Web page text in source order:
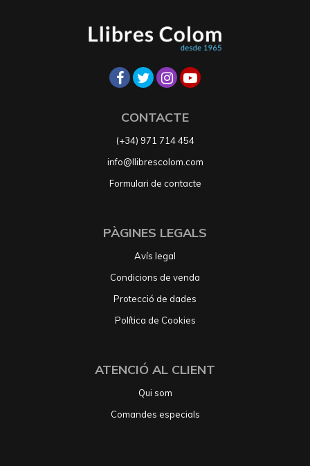
CONTACTE
(+34) 971 714 454
info@llibrescolom.com
Formulari de contacte
PÀGINES LEGALS
Avís legal
Condicions de venda
Protecció de dades
Política de Cookies
ATENCIÓ AL CLIENT
Qui som
Comandes especials